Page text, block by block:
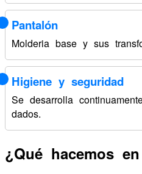
Pantalón
Molderia base y sus
Higiene y seguridad
Se desarrolla
dados.
¿Qué hacemos